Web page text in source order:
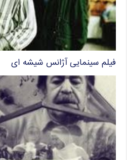
فیلم سینمایی آژانس شیشه ای